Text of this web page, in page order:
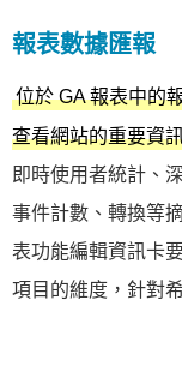
報表數據匯報
位於 GA 報表中的
查看網站的重要資
即時使用者統計、
事件計數、轉換等
表功能編輯資訊卡
項目的維度，針對